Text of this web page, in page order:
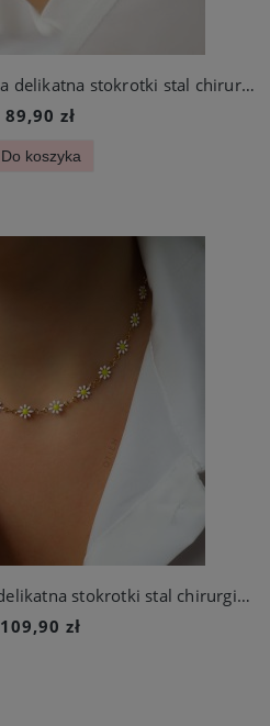
Bransoletka dziewczęca delikatna stokrotki stal chirurgiczna
89,90 zł
Do koszyka
Naszyjnik dziewczęca delikatna stokrotki stal chirurgiczna
109,90 zł